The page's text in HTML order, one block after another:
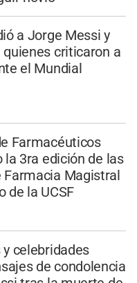
a Jorge Messi y
criticaron a
el Mundial
Farmacéuticos
la 3ra edición de las
Farmacia Magistral
de la UCSF
celebridades
de condolencia